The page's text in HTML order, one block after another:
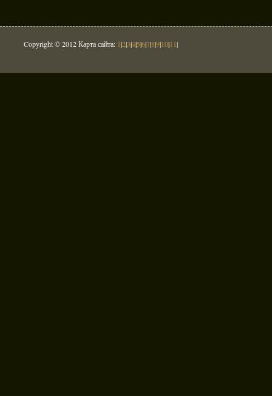
Copyright © 2012 Карта сайта: 1|2|3|4|5|6|7|8|9|10|11|